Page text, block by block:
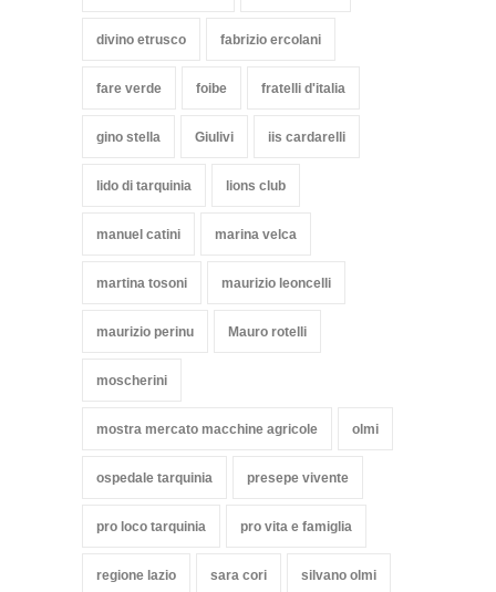
divino etrusco fabrizio ercolani
fare verde foibe fratelli d'italia
gino stella Giulivi iis cardarelli
lido di tarquinia lions club
manuel catini marina velca
martina tosoni maurizio leoncelli
maurizio perinu Mauro rotelli
moscherini
mostra mercato macchine agricole olmi
ospedale tarquinia presepe vivente
pro loco tarquinia pro vita e famiglia
regione lazio sara cori silvano olmi